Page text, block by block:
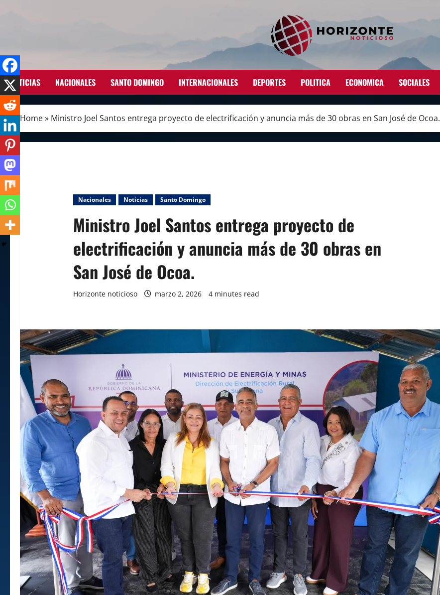
NOTICIAS NACIONALES SANTO DOMINGO INTERNACIONALES DEPORTES POLITICA ECONOMICA SOCIALES
Home» Ministro Joel Santos entrega proyecto de electrificación y anuncia más de 30 obras en San José de Ocoa.
Nacionales Noticias Santo Domingo
Ministro Joel Santos entrega proyecto de
electrificación y anuncia más de 30 obras en
San José de Ocoa.
Horizonte noticioso marzo 2, 2026 4 minutes read